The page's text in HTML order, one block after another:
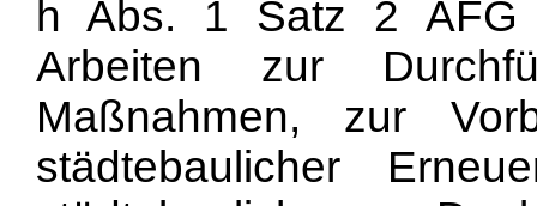
h Abs. 1 Satz 2 AFG
Arbeiten zur
Maßnahmen, zur
städtebaulicher